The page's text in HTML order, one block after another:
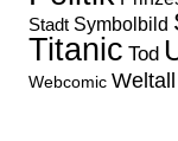
Stadt Symbolbild
Titanic Tod
Webcomic Weltall